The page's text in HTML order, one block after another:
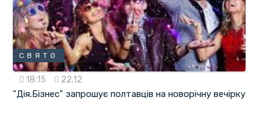
СВЯТО
18:15 22.12
"Дія.Бізнес" запрошує полтавців на новорічну вечірку